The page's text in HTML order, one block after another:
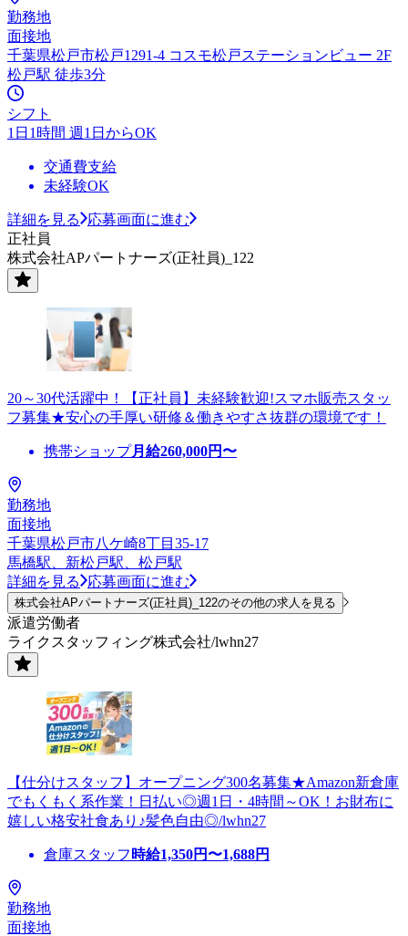
勤務地
面接地
千葉県松戸市松戸1291-4 コスモ松戸ステーションビュー 2F
松戸駅 徒歩3分
シフト
1日1時間 週1日からOK
交通費支給
未経験OK
詳細を見る
応募画面に進む
正社員
株式会社APパートナーズ(正社員)_122
20～30代活躍中！【正社員】未経験歓迎!スマホ販売スタッ
フ募集★安心の手厚い研修＆働きやすさ抜群の環境です！
携帯ショップ月給260,000円〜
勤務地
面接地
千葉県松戸市八ケ崎8丁目35-17
馬橋駅、新松戸駅、松戸駅
詳細を見る
応募画面に進む
株式会社APパートナーズ(正社員)_122のその他の求人を見る
派遣労働者
ライクスタッフィング株式会社/lwhn27
【仕分けスタッフ】オープニング300名募集★Amazon新倉庫
でもくもく系作業！日払い◎週1日・4時間～OK！お財布に
嬉しい格安社食あり♪髪色自由◎/lwhn27
倉庫スタッフ 時給1,350円〜1,688円
勤務地
面接地